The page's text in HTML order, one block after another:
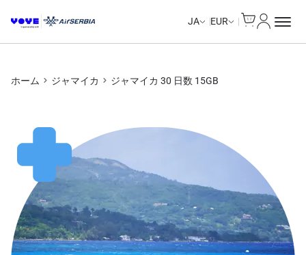
JA EUR
ホーム ジャマイカ ジャマイカ 30 日数 15GB